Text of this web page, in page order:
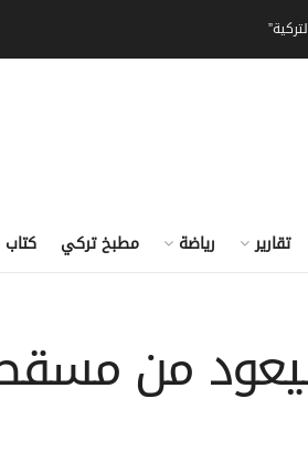
تقارير رياضة مطبخ تركي كتاب
سيعود من